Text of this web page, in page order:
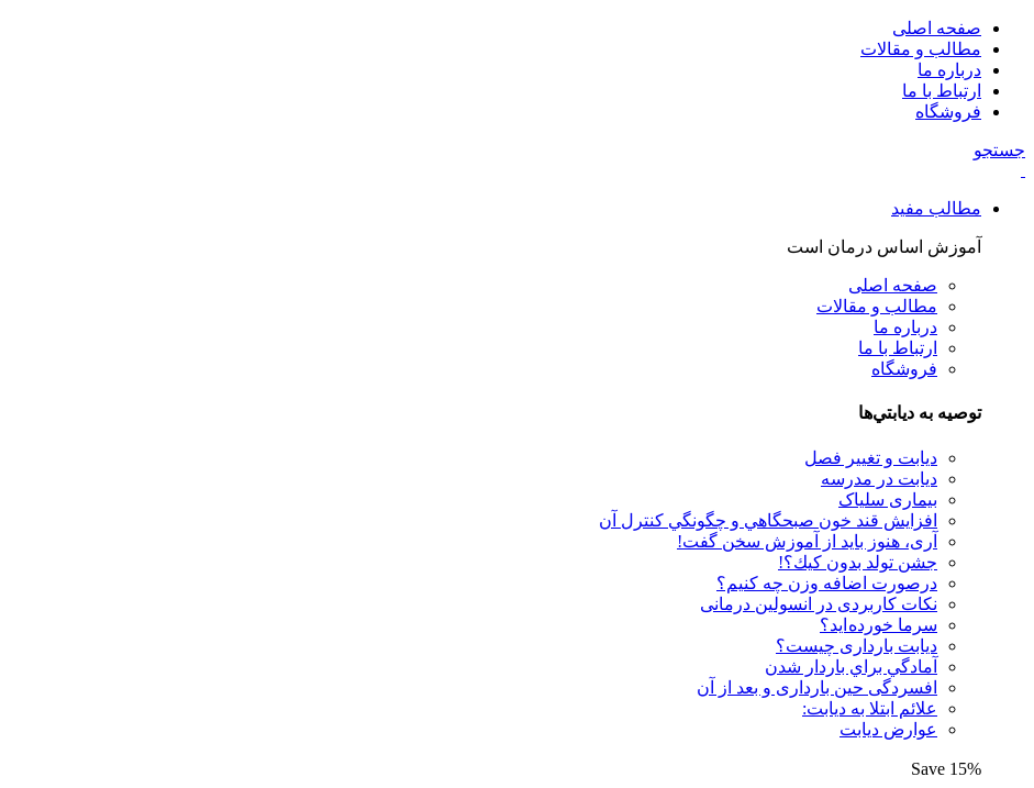
صفحه اصلی
مطالب و مقالات
درباره ما
ارتباط با ما
فروشگاه
جستجو
مطالب مفید
آموزش اساس درمان است
صفحه اصلی
مطالب و مقالات
درباره ما
ارتباط با ما
فروشگاه
توصيه به ديابتي‌ها
دیابت و تغییر فصل
دیابت در مدرسه
بیماری سلیاک
افزايش قند خون صبحگاهي و چگونگي كنترل آن
آری، هنوز باید از آموزش سخن گفت!
جشن تولد بدون كيك؟!
درصورت اضافه وزن چه کنیم؟
نكات كاربردی در انسولين درمانی
سرما خورده اید؟
دیابت بارداری چیست؟
آمادگي براي باردار شدن
افسردگی حین بارداری و بعد از آن
علائم ابتلا به دیابت:
عوارض ديابت
Save 15%